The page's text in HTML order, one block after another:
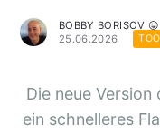
BOBBY BORISOV
25.06.2026
Die neue
ein schnelleres